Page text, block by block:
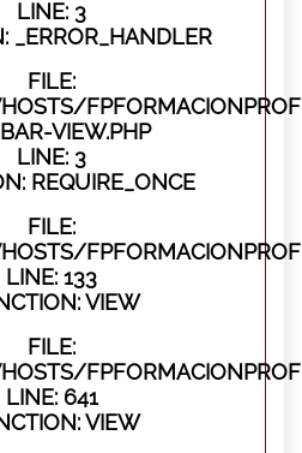
LINE: 3
_ERROR_HANDLER
FILE:
VIEW.PHP
LINE: 3
REQUIRE_ONCE
FILE:
LINE: 133
VIEW
FILE:
LINE: 641
VIEW